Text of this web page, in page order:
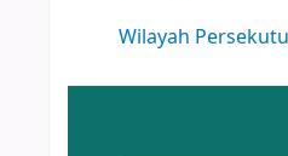
Wilayah